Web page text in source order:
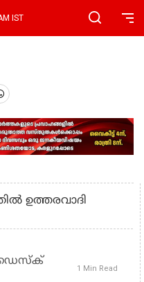
IST
ഉത്തരവാദി
ഡെസ്‌ക്
1 Min Read